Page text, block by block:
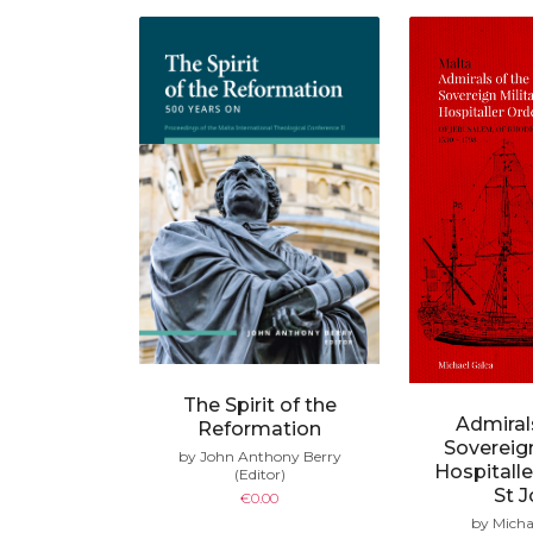
The Spirit of the
Reformation
by John Anthony Berry
(Editor)
€0.00
St
by